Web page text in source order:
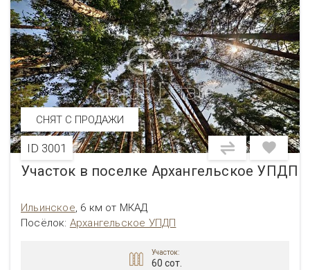
ID 3001
СНЯТ С ПРОДАЖИ
Участок в поселке Архангельское УПДП
Ильинское, 6 км от МКАД
Посёлок: Архангельское УПДП
Участок:
60 сот.